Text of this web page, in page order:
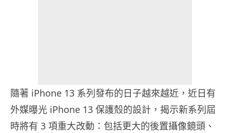
隨著 iPhone 13 系列發布的日子越來越近，近日有
外媒曝光 iPhone 13 保護殼的設計，揭示新系列屆
時將有 3 項重大改動：包括更大的後置攝像鏡頭、